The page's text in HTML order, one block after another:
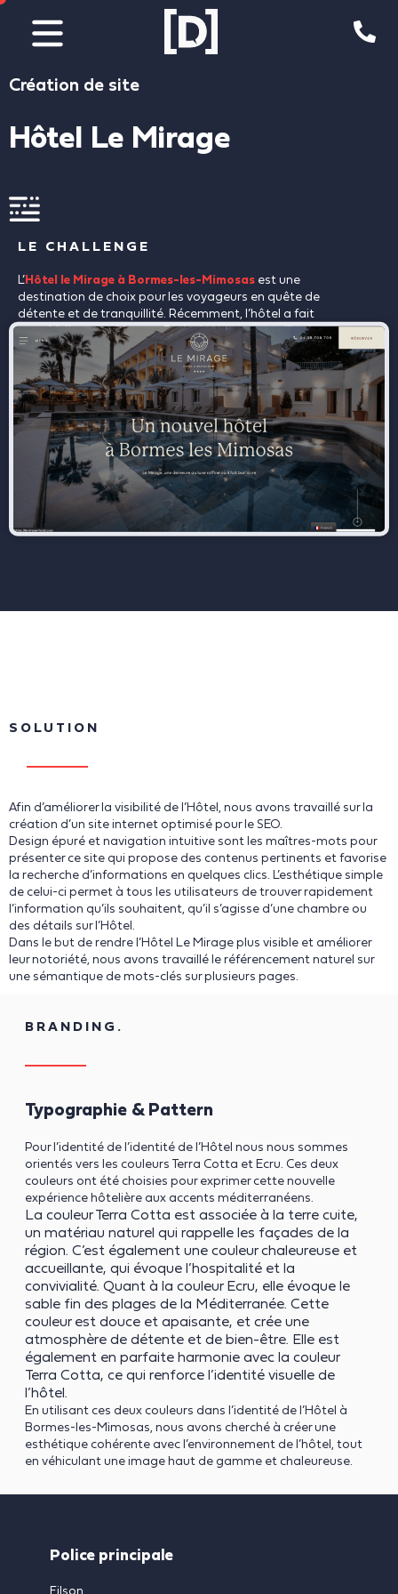
Aller
contenu
Création de site
Hôtel Le Mirage
LE CHALLENGE
L’Hôtel le Mirage à Bormes-les-Mimosas est une
destination de choix pour les voyageurs en quête de
détente et de tranquillité. Récemment, l’hôtel a fait
appel à l’agence Marque Digitale pour retravailler son
identité visuelle et son site internet afin de mieux
refléter la qualité de ses services.
SOLUTION
Afin d’améliorer la visibilité de l’Hôtel, nous avons travaillé sur la
création d’un site internet optimisé pour le SEO.
Design épuré et navigation intuitive sont les maîtres-mots pour
présenter ce site qui propose des contenus pertinents et favorise
la recherche d’informations en quelques clics. L’esthétique simple
de celui-ci permet à tous les utilisateurs de trouver rapidement
l’information qu’ils souhaitent, qu’il s’agisse d’une chambre ou
des détails sur l’Hôtel.
Dans le but de rendre l’Hôtel Le Mirage plus visible et améliorer
leur notoriété, nous avons travaillé le référencement naturel sur
une sémantique de mots-clés sur plusieurs pages.
BRANDING.
Typographie & Pattern
Pour l’identité de l’identité de l’Hôtel nous nous sommes
orientés vers les couleurs Terra Cotta et Ecru. Ces deux
couleurs ont été choisies pour exprimer cette nouvelle
expérience hôtelière aux accents méditerranéens.
La couleur Terra Cotta est associée à la terre cuite,
un matériau naturel qui rappelle les façades de la
région. C’est également une couleur chaleureuse et
accueillante, qui évoque l’hospitalité et la
convivialité. Quant à la couleur Ecru, elle évoque le
sable fin des plages de la Méditerranée. Cette
couleur est douce et apaisante, et crée une
atmosphère de détente et de bien-être. Elle est
également en parfaite harmonie avec la couleur
Terra Cotta, ce qui renforce l’identité visuelle de
l’hôtel.
En utilisant ces deux couleurs dans l’identité de l’Hôtel à
Bormes-les-Mimosas, nous avons cherché à créer une
esthétique cohérente avec l’environnement de l’hôtel, tout
en véhiculant une image haut de gamme et chaleureuse.
Police principale
Filson